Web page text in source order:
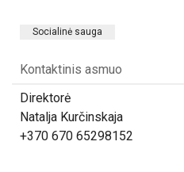
Socialinė sauga
Kontaktinis asmuo
Direktorė
Natalja Kurčinskaja
+370 670 65298152